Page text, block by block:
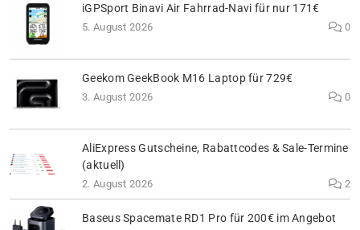
iGPSport Binavi Air Fahrrad-Navi für nur 171€
5. August 2026 0
Geekom GeekBook M16 Laptop für 729€
3. August 2026 0
AliExpress Gutscheine, Rabattcodes & Sale-Termine
(aktuell)
2. August 2026 2
Baseus Spacemate RD1 Pro für 200€ im Angebot